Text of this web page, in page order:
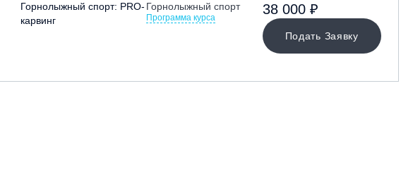
Горнолыжный спорт: PRO-
карвинг
Горнолыжный спорт
Программа курса
Подать Заявку
38 000 ₽